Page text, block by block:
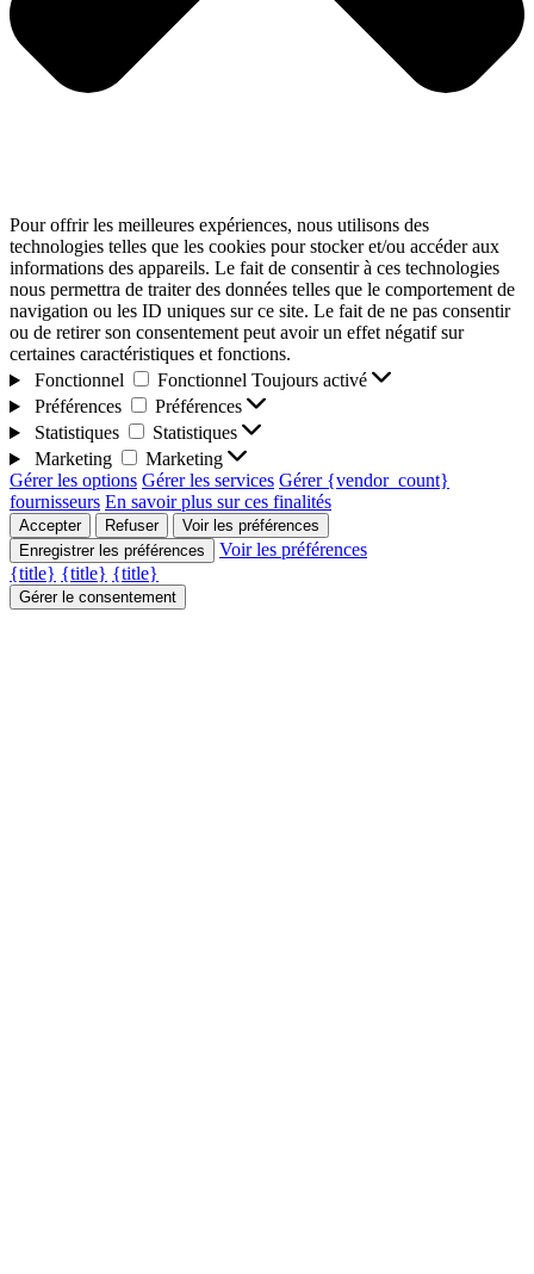
Pour offrir les meilleures expériences, nous utilisons des
technologies telles que les cookies pour stocker et/ou accéder aux
informations des appareils. Le fait de consentir à ces technologies
nous permettra de traiter des données telles que le comportement de
navigation ou les ID uniques sur ce site. Le fait de ne pas consentir
ou de retirer son consentement peut avoir un effet négatif sur
certaines caractéristiques et fonctions.
Fonctionnel
Fonctionnel Toujours activé
Préférences
Préférences
Statistiques
Statistiques
Marketing
Marketing
Gérer les options Gérer les services Gérer {vendor_count}
fournisseurs En savoir plus sur ces finalités
Accepter Refuser
Voir les préférences
Enregistrer les préférences
Voir les préférences
{title} {title} {title}
Gérer le consentement